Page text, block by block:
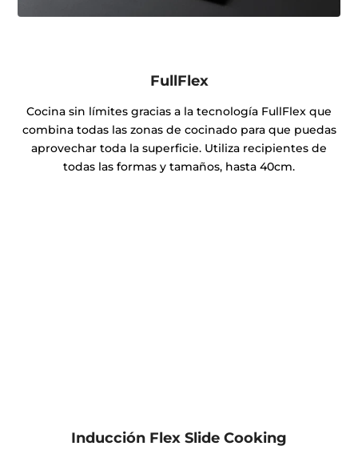
FullFlex
Cocina sin límites gracias a la tecnología FullFlex que
combina todas las zonas de cocinado para que puedas
aprovechar toda la superficie. Utiliza recipientes de
todas las formas y tamaños, hasta 40cm.
Inducción Flex Slide Cooking